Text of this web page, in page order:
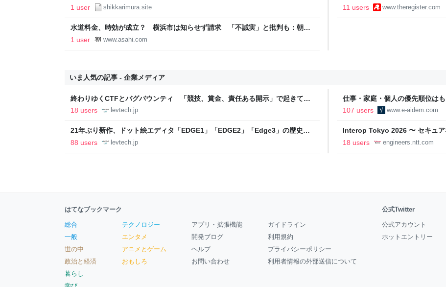
Japan】日本語・カタカムナ・言霊・新しい時代
1 user shikkarimura.site
SOCKET
11 users www.theregister.com
水道料金、時効が成立？ 横浜市は知らせず請求 「不誠実」と批判も：朝日
新聞
1 user www.asahi.com
いま人気の記事 - 企業メディア
終わりゆくCTFとバグバウンティ 「競技、賞金、責任ある開示」で起きてい
ること【フォーカス】 - レバテックLAB
18 users levtech.jp
仕事・家庭・個人の優先順位は
の自分に伝えたいこと - りっすん
107 users www.e-aidem.com
21年ぶり新作、ドット絵エディタ「EDGE1」「EDGE2」「Edge3」の歴史に
ついて作者に聞く【フォーカス】 - レバテックLAB
88 users levtech.jp
Interop Tokyo 2026 〜 セキュア
への取り組み 〜 - NTT
18 users engineers.ntt.com
はてなブックマーク
総合
一般
世の中
政治と経済
暮らし
テクノロジー
エンタメ
アニメとゲーム
おもしろ
アプリ・拡張機能
開発ブログ
ヘルプ
お問い合わせ
ガイドライン
利用規約
プライバシーポリシー
利用者情報の外部送信について
公式Twitter
公式アカウント
ホットエントリー